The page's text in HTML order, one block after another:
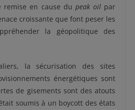
remise en cause du peak oilpar
croissante que font peser les
la géopolitique des
la sécurisation des sites
énergétiques sont
de gisements sont des atouts
soumis à un boycott des états